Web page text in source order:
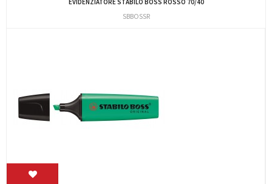
EVIDENZIATORE STABILO BOSS ROSSO 70/40
SBBOSSR